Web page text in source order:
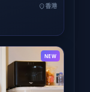
香港
NEW